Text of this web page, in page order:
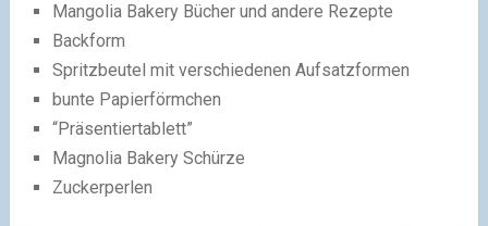
Mangolia Bakery Bücher und andere Rezepte
Backform
Spritzbeutel mit verschiedenen Aufsatzformen
bunte Papierförmchen
“Präsentiertablett”
Magnolia Bakery Schürze
Zuckerperlen